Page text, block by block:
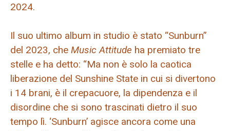
2024.
Il suo ultimo album in studio è stato “Sunburn”
del 2023, che Music Attitude ha premiato tre
stelle e ha detto: “Ma non è solo la caotica
liberazione del Sunshine State in cui si divertono
i 14 brani, è il crepacuore, la dipendenza e il
disordine che si sono trascinati dietro il suo
tempo lì. ‘Sunburn’ agisce ancora come una